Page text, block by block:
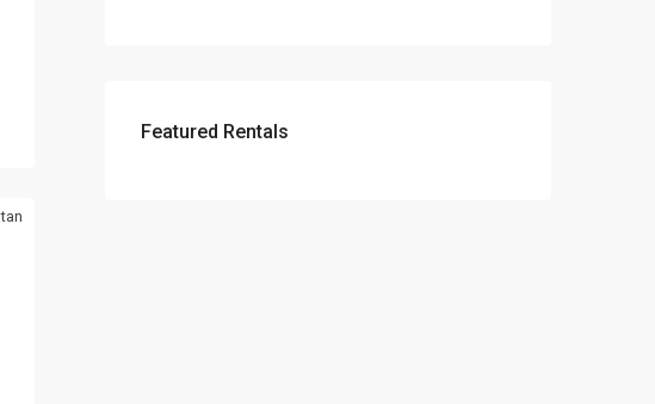
Featured Rentals